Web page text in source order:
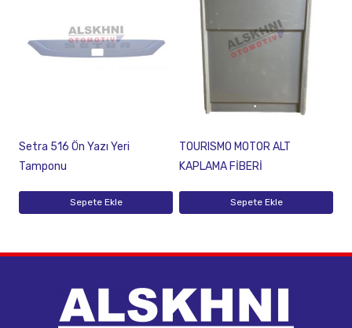
Setra 516 Ön Yazı Yeri
Tamponu
Sepete Ekle
TOURISMO MOTOR ALT
KAPLAMA FİBERİ
Sepete Ekle